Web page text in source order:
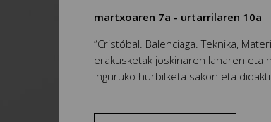
martxoaren 7a - urtarrilaren 10a
“Cristóbal. Balenciaga. Teknika,
erakusketak joskinaren lanaren eta
inguruko hurbilketa sakon eta